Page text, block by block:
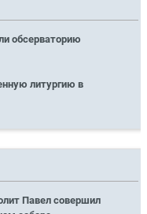
обсерваторию
литургию в
Павел совершил